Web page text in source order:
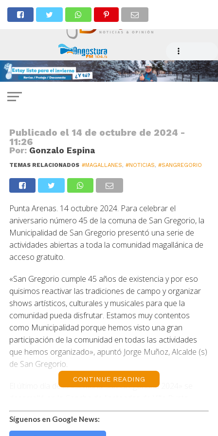
San Gregorio festejó su
aniversario con múltiples
actividades
Publicado el 14 de octubre de 2024 -
11:26
Por: Gonzalo Espina
TEMAS RELACIONADOS #MAGALLANES, #NOTICIAS, #SANGREGORIO
Punta Arenas. 14 octubre 2024. Para celebrar el
aniversario número 45 de la comuna de San Gregorio, la
Municipalidad de San Gregorio presentó una serie de
actividades abiertas a toda la comunidad magallánica de
acceso gratuito.
«San Gregorio cumple 45 años de existencia y por eso
quisimos reactivar las tradiciones de campo y organizar
shows artísticos, culturales y musicales para que la
comunidad pueda disfrutar. Estamos muy contentos
como Municipalidad porque hemos visto una gran
participación de la comunidad en todas las actividades
que hemos organizado», apuntó Jorge Muñoz, Alcalde (s)
de San Gregorio.
El último día de la «Semana San Gregoriana 2024» se
Delgada (a un costado de la ruta CH-255). Luego de una
tradicional Jineteada Rural, vecinos y vecinas de San
CONTINUE READING
Síguenos en Google News: